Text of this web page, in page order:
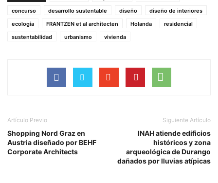
concurso
desarrollo sustentable diseño
diseño de interiores
ecología
FRANTZEN et al architecten Holanda
residencial
sustentabilidad
urbanismo vivienda
Artículo Previo
Shopping Nord Graz en
Austria diseñado por BEHF
Corporate Architects
Siguiente Artículo
INAH atiende edificios
históricos y zona
arqueológica de Durango
dañados por lluvias atípicas